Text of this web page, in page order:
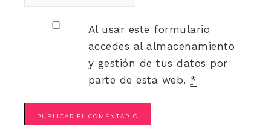
Al usar este formulario
accedes al almacenamiento
y gestión de tus datos por
parte de esta web. *